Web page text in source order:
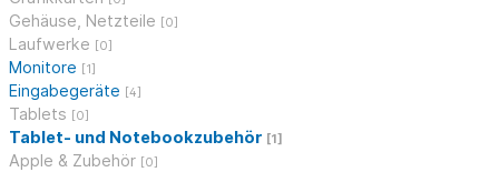
Gehäuse, Netzteile [0]
Laufwerke [0]
Monitore [1]
Eingabegeräte [4]
Tablets [0]
Tablet- und Notebookzubehör [1]
Apple & Zubehör [0]